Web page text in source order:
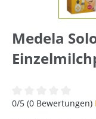
Medela
Durchschnittliche
0/5 (0 Bewertungen)